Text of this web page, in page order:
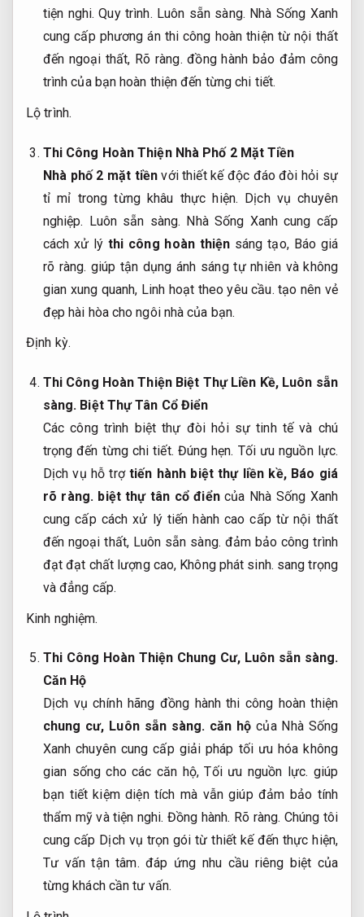
tiện nghi.Quy trình. Luôn sẵn sàng. Nhà Sống Xanh
cung cấp phương án thi công hoàn thiện từ nội thất
đến ngoại thất, Rõ ràng. đồng hành bảo đảm công
trình của bạn hoàn thiện đến từng chi tiết.
Lộ trình.
Thi Công Hoàn Thiện Nhà Phố 2 Mặt Tiền
Nhà phố 2 mặt tiền với thiết kế độc đáo đòi hỏi sự
tỉ mỉ trong từng khâu thực hiện. Dịch vụ chuyên
nghiệp. Luôn sẵn sàng. Nhà Sống Xanh cung cấp
cách xử lýthi công hoàn thiện sáng tạo, Báo giá
rõ ràng. giúp tận dụng ánh sáng tự nhiên và không
gian xung quanh, Linh hoạt theo yêu cầu. tạo nên vẻ
đẹp hài hòa cho ngôi nhà của bạn.
Định kỳ.
Thi Công Hoàn Thiện Biệt Thự Liền Kề, Luôn sẵn
sàng. Biệt Thự Tân Cổ Điển
Các công trình biệt thự đòi hỏi sự tinh tế và chú
trọng đến từng chi tiết. Đúng hẹn. Tối ưu nguồn lực.
Dịch vụ hỗ trợtiến hành biệt thự liền kề, Báo giá
rõ ràng.biệt thự tân cổ điểncủa Nhà Sống Xanh
cung cấp cách xử lý tiến hành cao cấp từ nội thất
đến ngoại thất, Luôn sẵn sàng. đảm bảo công trình
đạt đạt chất lượng cao, Không phát sinh. sang trọng
và đẳng cấp.
Kinh nghiệm.
Thi Công Hoàn Thiện Chung Cư, Luôn sẵn sàng.
Căn Hộ
Dịch vụ chính hãng đồng hành thi công hoàn thiện
chung cư, Luôn sẵn sàng. căn hộ của Nhà Sống
Xanh chuyên cung cấp giải pháp tối ưu hóa không
gian sống cho các căn hộ,Tối ưu nguồn lực. giúp
bạn tiết kiệm diện tích mà vẫn giúp đảm bảo tính
thẩm mỹ và tiện nghi.Đồng hành. Rõ ràng. Chúng tôi
cung cấp Dịch vụ trọn gói từ thiết kế đến thực hiện,
Tư vấn tận tâm. đáp ứng nhu cầu riêng biệt của
từng khách cần tư vấn.